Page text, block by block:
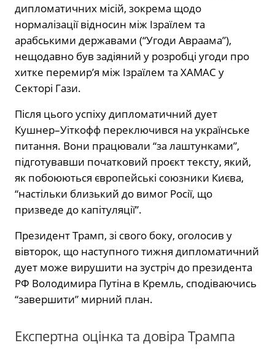
дипломатичних місій, зокрема щодо
нормалізації відносин між Ізраїлем та
арабськими державами (“Угоди Авраама”),
нещодавно був задіяний у розробці угоди про
хитке перемир’я між Ізраїлем та ХАМАС у
Секторі Гази.
Після цього успіху дипломатичний дует
Кушнер–Уіткофф переключився на українське
питання. Вони працювали “за лаштунками”,
підготувавши початковий проєкт тексту, який,
як побоюються європейські союзники Києва,
“настільки близький до вимог Росії, що
призведе до капітуляції”.
Президент Трамп, зі свого боку, оголосив у
вівторок, що наступного тижня дипломатичний
дует може вирушити на зустріч до президента
РФ Володимира Путіна в Кремль, сподіваючись
“завершити” мирний план.
Експертна оцінка та довіра Трампа